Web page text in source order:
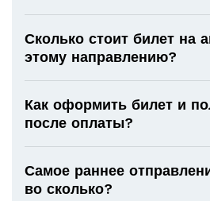
Сколько стоит билет на
этому направлению?
Как оформить билет и
после оплаты?
Самое раннее
во сколько?